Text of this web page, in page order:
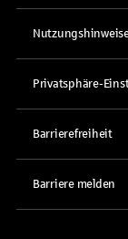
Privatsphäre-
Barrierefreiheit
Barriere melden